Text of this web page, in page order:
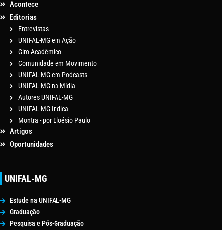
Acontece
Editorias
Entrevistas
UNIFAL-MG em Ação
Giro Acadêmico
Comunidade em Movimento
UNIFAL-MG em Podcasts
UNIFAL-MG na Mídia
Autores UNIFAL-MG
UNIFAL-MG Indica
Montra - por Eloésio Paulo
Artigos
Oportunidades
UNIFAL-MG
Estude na UNIFAL-MG
Graduação
Pesquisa e Pós-Graduação